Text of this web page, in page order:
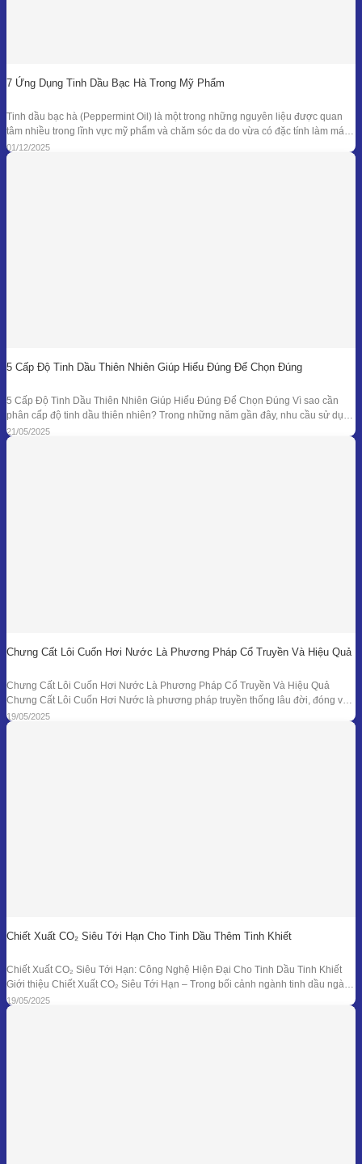
7 Ứng Dụng Tinh Dầu Bạc Hà Trong Mỹ Phẩm
Tinh dầu bạc hà (Peppermint Oil) là một trong những nguyên liệu được quan
tâm nhiều trong lĩnh vực mỹ phẩm và chăm sóc da do vừa có đặc tính làm mát
đặc trưng, vừa sở hữu phổ kháng khuẩn và khử mùi tự nhiên đã được ghi nhận
trong nhiều nghiên cứu. Giá trị
01/12/2025
5 Cấp Độ Tinh Dầu Thiên Nhiên Giúp Hiểu Đúng Để Chọn Đúng
5 Cấp Độ Tinh Dầu Thiên Nhiên Giúp Hiểu Đúng Để Chọn Đúng Vì sao cần
phân cấp độ tinh dầu thiên nhiên? Trong những năm gần đây, nhu cầu sử dụng
tinh dầu thiên nhiên ngày càng gia tăng trong các lĩnh vực như chăm sóc sức
khỏe, mỹ phẩm, liệu pháp hương thơm,
21/05/2025
Chưng Cất Lôi Cuốn Hơi Nước Là Phương Pháp Cổ Truyền Và Hiệu Quả
Chưng Cất Lôi Cuốn Hơi Nước Là Phương Pháp Cổ Truyền Và Hiệu Quả
Chưng Cất Lôi Cuốn Hơi Nước là phương pháp truyền thống lâu đời, đóng vai
trò nền tảng trong ngành chiết xuất tinh dầu thiên nhiên. Từ những nồi đồng thủ
công ở các làng nghề cho đến hệ thống chưng
19/05/2025
Chiết Xuất CO₂ Siêu Tới Hạn Cho Tinh Dầu Thêm Tinh Khiết
Chiết Xuất CO₂ Siêu Tới Hạn: Công Nghệ Hiện Đại Cho Tinh Dầu Tinh Khiết
Giới thiệu Chiết Xuất CO₂ Siêu Tới Hạn – Trong bối cảnh ngành tinh dầu ngày
càng đồi hỏi cao về độ tinh khiết, tính an toàn và hiệu quả sinh học, phương
pháp chiết xuất bằng CO₂ siêu tới
19/05/2025